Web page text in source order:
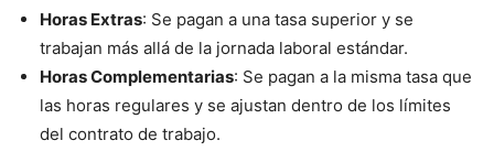
Horas Extras: Se pagan a una tasa superior y se
trabajan más allá de la jornada laboral estándar.
Horas Complementarias: Se pagan a la misma tasa que
las horas regulares y se ajustan dentro de los límites
del contrato de trabajo.